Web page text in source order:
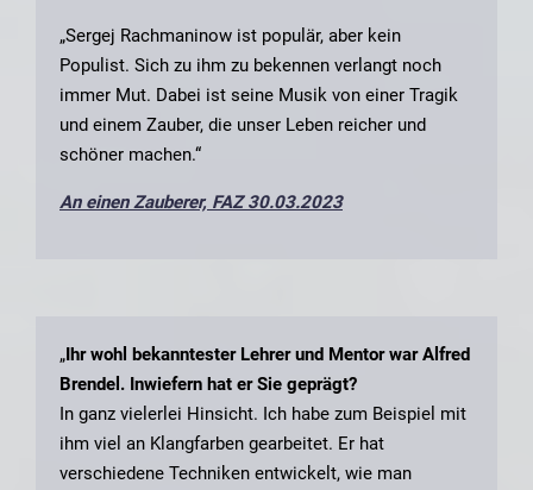
„Sergej Rachmaninow ist populär, aber kein
Populist. Sich zu ihm zu bekennen verlangt noch
immer Mut. Dabei ist seine Musik von einer Tragik
und einem Zauber, die unser Leben reicher und
schöner machen.“
An einen Zauberer, FAZ 30.03.2023
„Ihr wohl bekanntester Lehrer und Mentor war Alfred
Brendel. Inwiefern hat er Sie geprägt?
In ganz vielerlei Hinsicht. Ich habe zum Beispiel mit
ihm viel an Klangfarben gearbeitet. Er hat
verschiedene Techniken entwickelt, wie man